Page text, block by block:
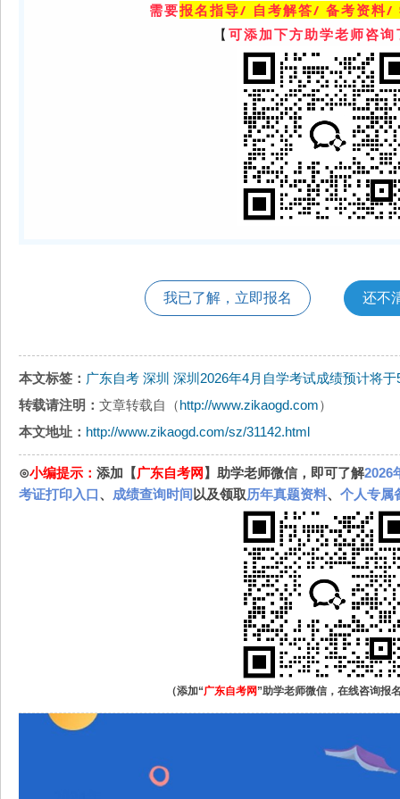
需要报名指导/ 自考解答/ 备考资料/
【 可添加下方助学老师咨询
我已了解，立即报名 还不
本文标签： 广东自考 深圳 深圳2026年4月自学考试成绩预计将
转载请注明： 文章转载自（ http://www.zikaogd.com）
本文地址： http://www.zikaogd.com/sz/31142.html
⊙小编提示： 添加【广东自考网 】助学老师微信，即可了解2026
考证打印入口 、 成绩查询时间以及领取历年真题资料、 个人专属
（添加“广东自考网 ”助学老师微信，在线咨询报